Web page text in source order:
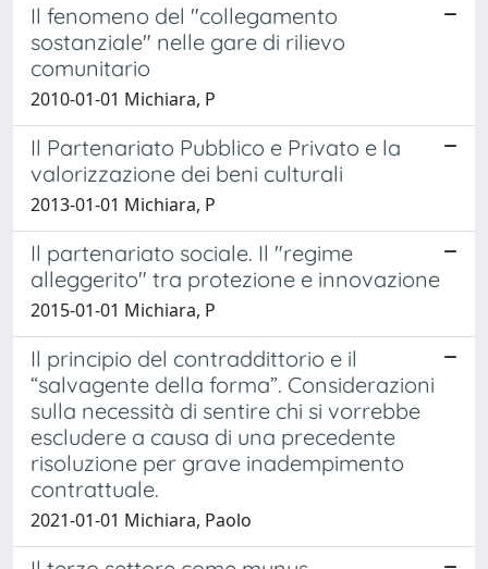
Il fenomeno del "collegamento
sostanziale" nelle gare di rilievo
comunitario
2010-01-01 Michiara, P
Il Partenariato Pubblico e Privato e la
valorizzazione dei beni culturali
2013-01-01 Michiara, P
Il partenariato sociale. Il "regime
alleggerito" tra protezione e innovazione
2015-01-01 Michiara, P
Il principio del contraddittorio e il
“salvagente della forma”. Considerazioni
sulla necessità di sentire chi si vorrebbe
escludere a causa di una precedente
risoluzione per grave inadempimento
contrattuale.
2021-01-01 Michiara, Paolo